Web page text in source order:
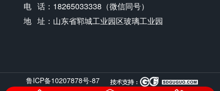
电 话：18265033338（微信同号）
地 址：山东省郓城工业园区玻璃工业园
鲁ICP备10207878号-87